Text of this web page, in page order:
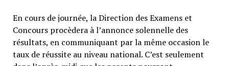
En cours de journée, la Direction des Examens et
Concours procèdera à l’annonce solennelle des
résultats, en communiquant par la même occasion le
taux de réussite au niveau national. C’est seulement